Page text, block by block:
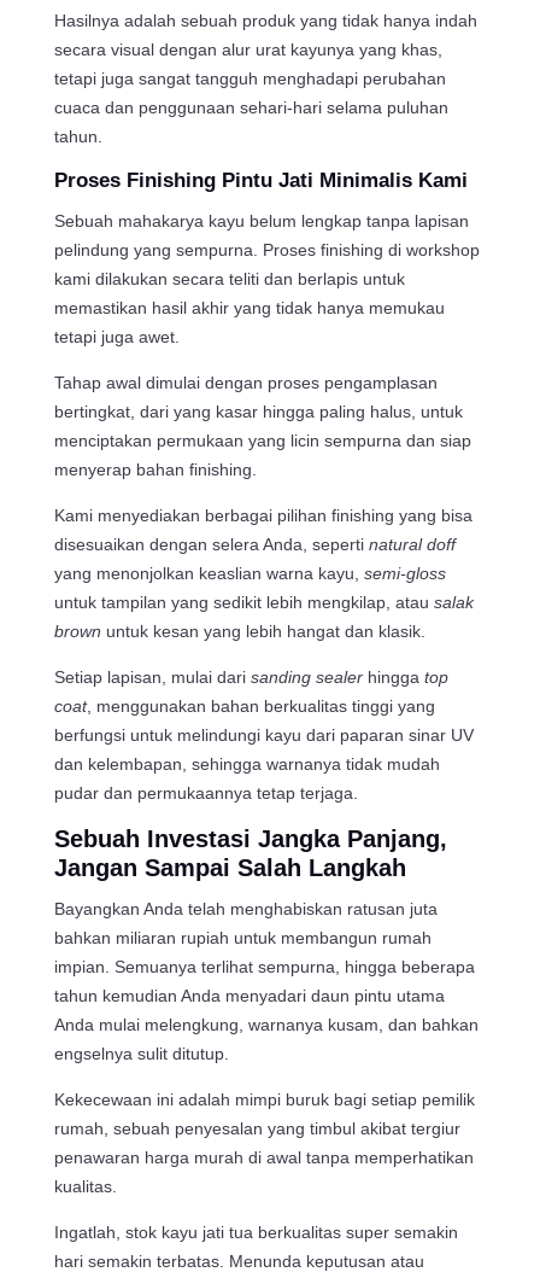
Hasilnya adalah sebuah produk yang tidak hanya indah
secara visual dengan alur urat kayunya yang khas,
tetapi juga sangat tangguh menghadapi perubahan
cuaca dan penggunaan sehari-hari selama puluhan
tahun.
Proses Finishing Pintu Jati Minimalis Kami
Sebuah mahakarya kayu belum lengkap tanpa lapisan
pelindung yang sempurna. Proses finishing di workshop
kami dilakukan secara teliti dan berlapis untuk
memastikan hasil akhir yang tidak hanya memukau
tetapi juga awet.
Tahap awal dimulai dengan proses pengamplasan
bertingkat, dari yang kasar hingga paling halus, untuk
menciptakan permukaan yang licin sempurna dan siap
menyerap bahan finishing.
Kami menyediakan berbagai pilihan finishing yang bisa
disesuaikan dengan selera Anda, seperti natural doff
yang menonjolkan keaslian warna kayu, semi-gloss
untuk tampilan yang sedikit lebih mengkilap, atau salak
brown untuk kesan yang lebih hangat dan klasik.
Setiap lapisan, mulai dari sanding sealerhingga top
coat, menggunakan bahan berkualitas tinggi yang
berfungsi untuk melindungi kayu dari paparan sinar UV
dan kelembapan, sehingga warnanya tidak mudah
pudar dan permukaannya tetap terjaga.
Sebuah Investasi Jangka Panjang,
Jangan Sampai Salah Langkah
Bayangkan Anda telah menghabiskan ratusan juta
bahkan miliaran rupiah untuk membangun rumah
impian. Semuanya terlihat sempurna, hingga beberapa
tahun kemudian Anda menyadari daun pintu utama
Anda mulai melengkung, warnanya kusam, dan bahkan
engselnya sulit ditutup.
Kekecewaan ini adalah mimpi buruk bagi setiap pemilik
rumah, sebuah penyesalan yang timbul akibat tergiur
penawaran harga murah di awal tanpa memperhatikan
kualitas.
Ingatlah, stok kayu jati tua berkualitas super semakin
hari semakin terbatas. Menunda keputusan atau